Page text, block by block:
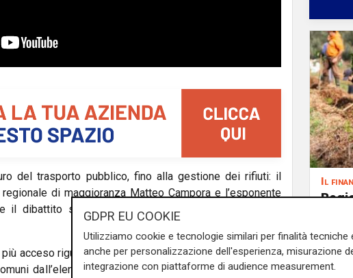
del trasporto pubblico, fino alla gestione dei rifiuti: il
di maggioranza Matteo Campora e l’esponente
il dibattito sulle scelte della Regione Liguria e sulle
acceso riguarda la nuova classificazione nazionale che
dall’elenco montano. Per Natale la conseguenza è
Il
GDPR EU COOKIE
Utilizziamo cookie e tecnologie similari per finalità
anche per personalizzazione dell'esperienza, misurazione
integrazione con piattaforme di audience measurement.